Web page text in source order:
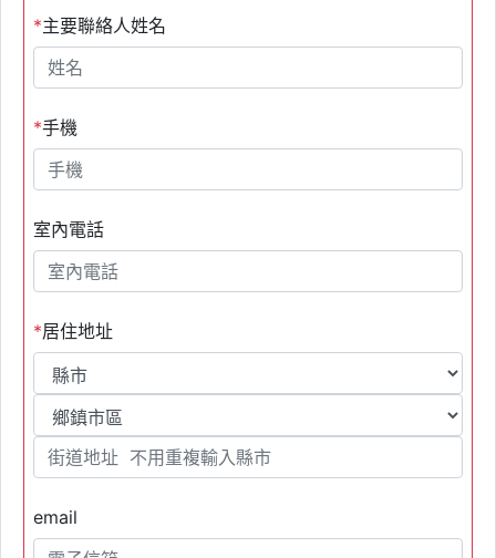
*主要聯絡人姓名
*手機
室內電話
*居住地址
email